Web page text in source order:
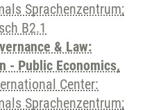
Sprachenzentrum;
B2.1
& Law:
- Public Economics,
Center:
Sprachenzentrum;